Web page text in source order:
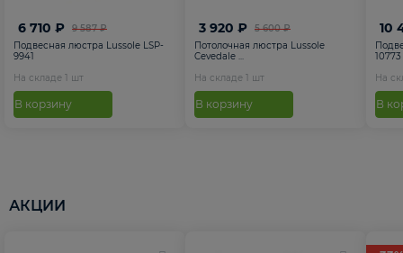
9 587 ₽
6 710 ₽
Подвесная люстра Lussole LSP-
9941
На складе 1 шт
В корзину
5 600 ₽
3 920 ₽
Потолочная люстра Lussole
Cevedale ...
На складе 1 шт
В корзину
10
10773
На
В
АКЦИИ